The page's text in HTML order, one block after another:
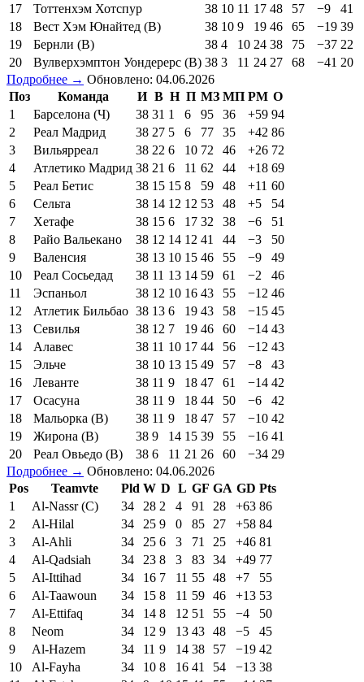
17
Тоттенхэм Хотспур 38 10 11 17 48 57 −9
41
18
Вест Хэм Юнайтед (В) 38 10 9 19 46 65 −19 39
19
Бернли (В) 38 4 10 24 38 75 −37 22
20
Вулверхэмптон Уондерерс (В) 38 3 11 24 27 68 −41 20
Подробнее → Обновлено: 04.06.2026
Поз
Команда И В Н П МЗ МП РМ О
1
Барселона (Ч) 38 31 1 6 95 36 +59 94
2
Реал Мадрид 38 27 5 6 77 35 +42 86
3
Вильярреал 38 22 6 10 72 46 +26 72
4
Атлетико Мадрид 38 21 6 11 62 44 +18 69
5
Реал Бетис 38 15 15 8 59 48 +11 60
6
Сельта 38 14 12 12 53 48 +5
54
7
Хетафе 38 15 6 17 32 38 −6
51
8
Райо Вальекано 38 12 14 12 41 44 −3
50
9
Валенсия 38 13 10 15 46 55 −9
49
10
Реал Сосьедад 38 11 13 14 59 61 −2
46
11
Эспаньол 38 12 10 16 43 55 −12 46
12
Атлетик Бильбао 38 13 6 19 43 58 −15 45
13
Севилья 38 12 7 19 46 60 −14 43
14
Алавес 38 11 10 17 44 56 −12 43
15
Эльче 38 10 13 15 49 57 −8
43
16
Леванте 38 11 9 18 47 61 −14 42
17
Осасуна 38 11 9 18 44 50 −6
42
18
Мальорка (В) 38 11 9 18 47 57 −10 42
19
Жирона (В) 38 9 14 15 39 55 −16 41
20
Реал Овьедо (В) 38 6 11 21 26 60 −34 29
Подробнее → Обновлено: 04.06.2026
Pos
Teamvte Pld W D L GF GA GD Pts
1
Al-Nassr (C) 34 28 2 4 91 28 +63 86
2
Al-Hilal 34 25 9 0 85 27 +58 84
3
Al-Ahli 34 25 6 3 71 25 +46 81
4
Al-Qadsiah 34 23 8 3 83 34 +49 77
5
Al-Ittihad 34 16 7 11 55 48 +7
55
6
Al-Taawoun 34 15 8 11 59 46 +13 53
7
Al-Ettifaq 34 14 8 12 51 55 −4
50
8
Neom 34 12 9 13 43 48 −5
45
9
Al-Hazem 34 11 9 14 38 57 −19 42
10
Al-Fayha 34 10 8 16 41 54 −13 38